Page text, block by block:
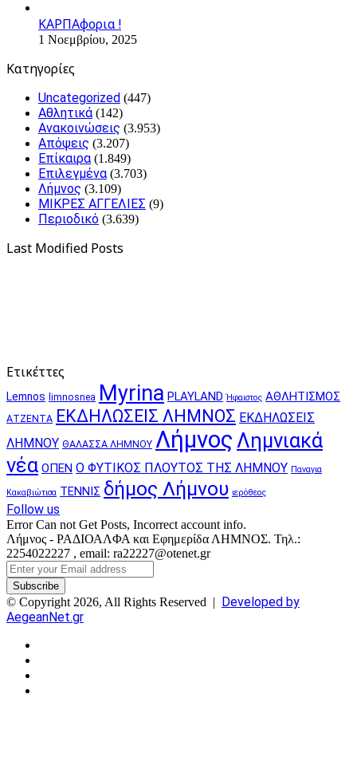
ΚΑΡΠΑφορια !
1 Νοεμβρίου, 2025
Kατηγορίες
Uncategorized (447)
Αθλητικά (142)
Ανακοινώσεις (3.953)
Απόψεις (3.207)
Επίκαιρα (1.849)
Επιλεγμένα (3.703)
Λήμνος (3.109)
ΜΙΚΡΕΣ ΑΓΓΕΛΙΕΣ (9)
Περιοδικό (3.639)
Last Modified Posts
Ετικέττες
Lemnos limnosnea Myrina PLAYLAND Ήφαιστος ΑΘΛΗΤΙΣΜΟΣ
ΑΤΖΕΝΤΑ ΕΚΔΗΛΩΣΕΙΣ ΛΗΜΝΟΣ ΕΚΔΗΛΩΣΕΙΣ
ΛΗΜΝΟΥ ΘΑΛΑΣΣΑ ΛΗΜΝΟΥ Λήμνος Λημνιακά
νέα ΟΠΕΝ Ο ΦΥΤΙΚΟΣ ΠΛΟΥΤΟΣ ΤΗΣ ΛΗΜΝΟΥ Παναγια
Κακαβιώτισα ΤΕΝΝΙΣ δήμος Λήμνου ιερόθεος
Follow us
Error Can not Get Posts, Incorrect account info.
Λήμνος - ΡΑΔΙΟΑΛΦΑ και Εφημερίδα ΛΗΜΝΟΣ. Τηλ.:
2254022227 , email: ra22227@otenet.gr
Enter
your
Email
address
© Copyright 2026, All Rights Reserved | Developed by
AegeanNet.gr